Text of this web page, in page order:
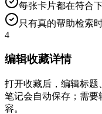
每张卡片都在符合
只有真的帮助检索
4
编辑收藏详情
打开收藏后，编辑标题
笔记会自动保存；需
容。